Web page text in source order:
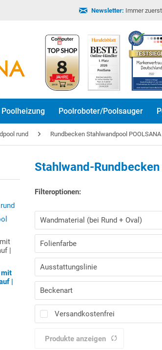
Newsletter: Immer
Poolheizung Poolroboter/Poolsauger
rund Rundbecken Stahlwandpool POOLSANA
|
mit
|
Stahlwand-
Filteroptionen:
Wandmaterial (bei Rund + Oval)
1. Weiß
Folienfarbe
Blau
Ausstattungslinie
1. Einzelbecken
2. PURE-Set
3. PLUS-Set
Beckenart
Stahlwand
Versandkostenfrei
Produkte anzeigen